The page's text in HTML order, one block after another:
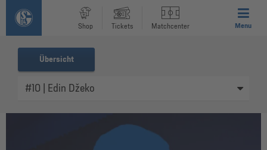
Shop Tickets Matchcenter Menu
Übersicht